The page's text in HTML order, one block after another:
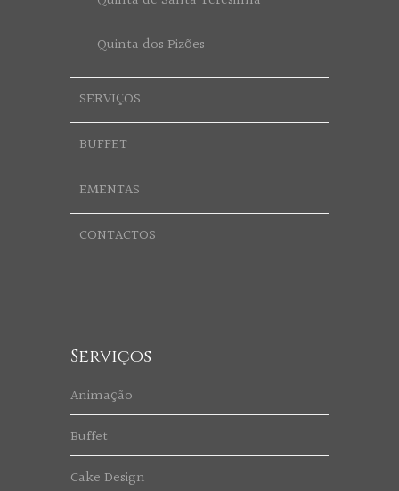
Quinta dos Pizões
SERVIÇOS
BUFFET
EMENTAS
CONTACTOS
Serviços
Animação
Buffet
Cake Design